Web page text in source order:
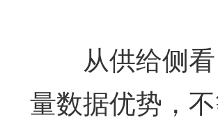
从供给侧看
量数据优势，